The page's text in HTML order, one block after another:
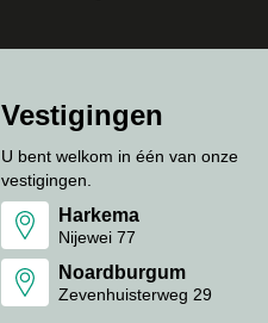
Vestigingen
U bent welkom in één van onze
vestigingen.
Harkema
Nijewei 77
Noardburgum
Zevenhuisterweg 29